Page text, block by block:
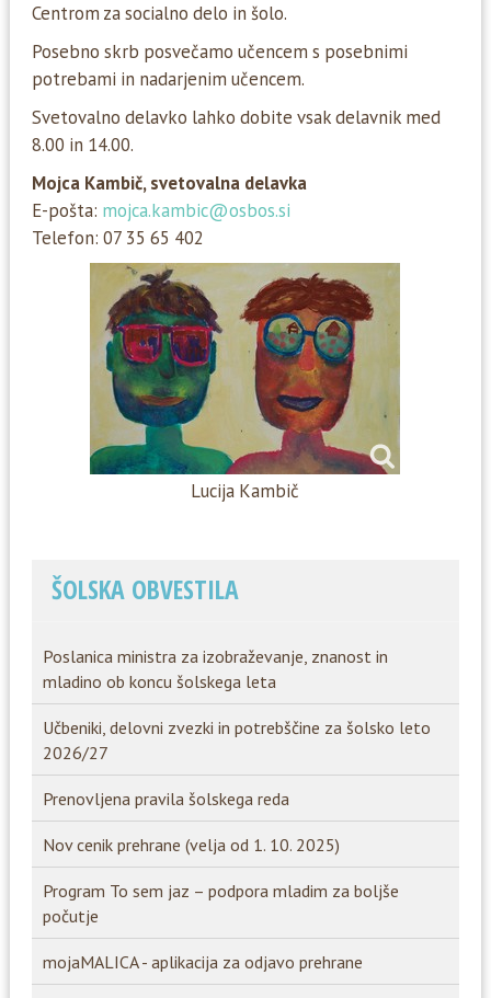
Centrom za socialno delo in šolo.
Posebno skrb posvečamo učencem s posebnimi
potrebami in nadarjenim učencem.
Svetovalno delavko lahko dobite vsak delavnik med
8.00 in 14.00.
Mojca Kambič, svetovalna delavka
E-pošta: mojca.kambic@osbos.si
Telefon: 07 35 65 402
Lucija Kambič
ŠOLSKA OBVESTILA
Poslanica ministra za izobraževanje, znanost in
mladino ob koncu šolskega leta
Učbeniki, delovni zvezki in potrebščine za šolsko leto
2026/27
Prenovljena pravila šolskega reda
Nov cenik prehrane (velja od 1. 10. 2025)
Program To sem jaz – podpora mladim za boljše
počutje
mojaMALICA - aplikacija za odjavo prehrane